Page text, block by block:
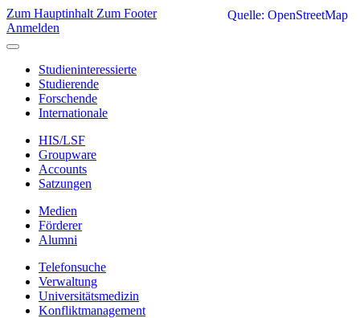
Zum Hauptinhalt Zum Footer
Anmelden
Studieninteressierte
Studierende
Forschende
Internationale
HIS/LSF
Groupware
Accounts
Satzungen
Medien
Förderer
Alumni
Telefonsuche
Verwaltung
Universitätsmedizin
Konfliktmanagement
Quelle: OpenStreetMap